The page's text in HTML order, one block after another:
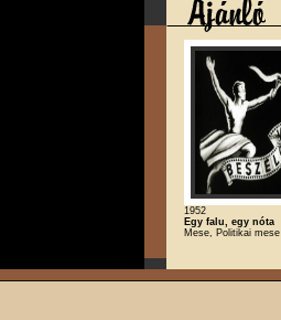
1952
Egy falu, egy nóta
Mese, Politikai mese